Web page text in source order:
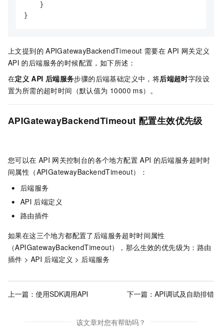
    }
}
上文提到的 APIGatewayBackendTimeout 需要在 API 网关定义
API 的后端服务的时候配置，如下所述：
在定义 API 后端服务步骤的后端基础定义中，将后端超时字段设
置为所需的超时时间（默认值为 10000 ms）。
APIGatewayBackendTimeout 配置生效优先级
您可以在 API 网关控制台的各个地方配置 API 的后端服务超时时
间属性（APIGatewayBackendTimeout）：
后端服务
API 后端定义
路由插件
如果在这三个地方都配置了后端服务超时时间属性
（APIGatewayBackendTimeout），那么生效的优先级为：路由
插件 > API 后端定义 > 后端服务
上一篇： 使用SDK调用API 下一篇： API调试及自助排错
该文章对您有帮助吗？